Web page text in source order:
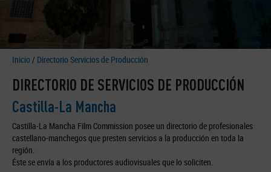
Inicio / Directorio Servicios de Producción
DIRECTORIO DE SERVICIOS DE PRODUCCIÓN
Castilla-La Mancha
Castilla-La Mancha Film Commission posee un directorio de profesionales
castellano-manchegos que presten servicios a la producción en toda la
región.
Éste se envía a los productores audiovisuales que lo soliciten.